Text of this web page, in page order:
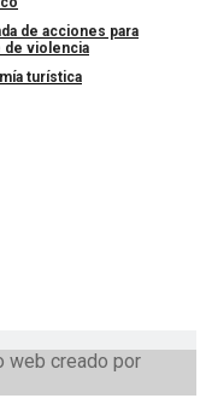
de acciones para
de violencia
turística
web creado por